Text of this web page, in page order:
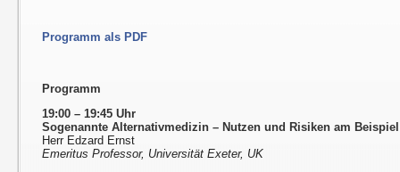
Programm als PDF
Programm
19:00 – 19:45 Uhr
Sogenannte Alternativmedizin – Nutzen und Risiken am
Herr Edzard Ernst
Emeritus Professor, Universität Exeter, UK